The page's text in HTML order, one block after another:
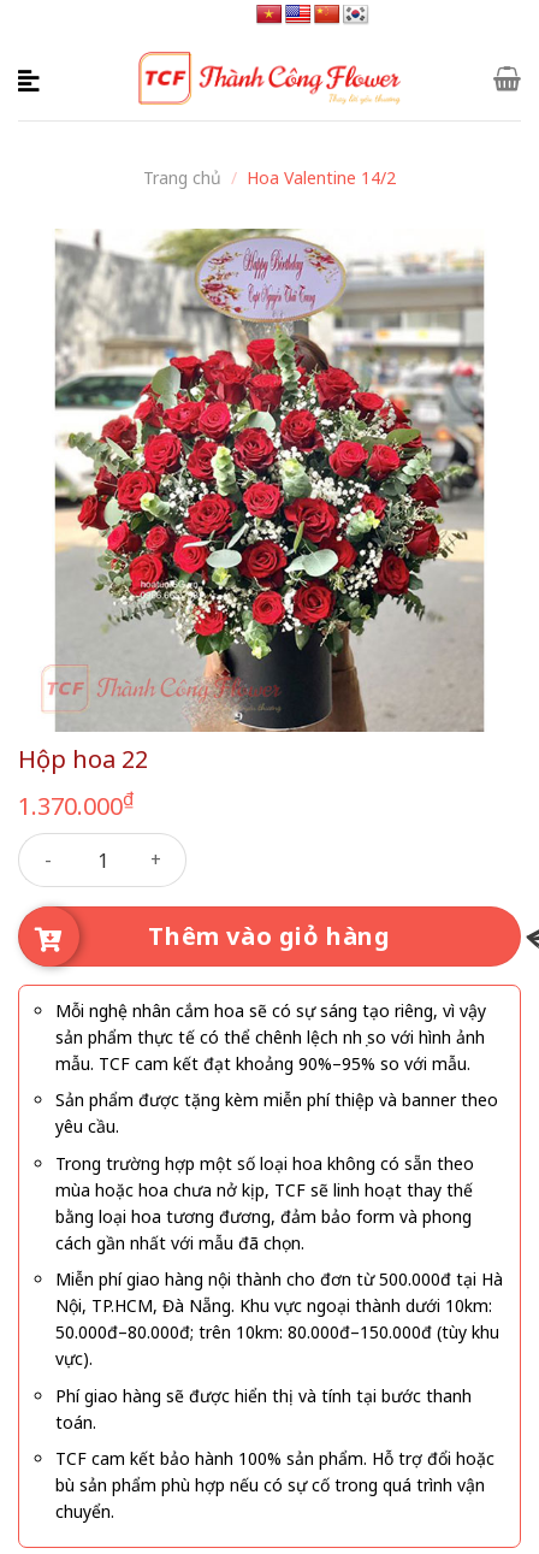
content
Trang chủ / Hoa Valentine 14/2
Hộp hoa 22
1.370.000₫
Hộp hoa 22 số lượng
Thêm vào giỏ hàng
Mỗi nghệ nhân cắm hoa sẽ có sự sáng tạo riêng, vì vậy
sản phẩm thực tế có thể chênh lệch nhẹ so với hình ảnh
mẫu. TCF cam kết đạt khoảng 90%–95% so với mẫu.
Sản phẩm được tặng kèm miễn phí thiệp và banner theo
yêu cầu.
Trong trường hợp một số loại hoa không có sẵn theo
mùa hoặc hoa chưa nở kịp, TCF sẽ linh hoạt thay thế
bằng loại hoa tương đương, đảm bảo form và phong
cách gần nhất với mẫu đã chọn.
Miễn phí giao hàng nội thành cho đơn từ 500.000đ tại Hà
Nội, TP.HCM, Đà Nẵng. Khu vực ngoại thành dưới 10km:
50.000đ–80.000đ; trên 10km: 80.000đ–150.000đ (tùy khu
vực).
Phí giao hàng sẽ được hiển thị và tính tại bước thanh
toán.
TCF cam kết bảo hành 100% sản phẩm. Hỗ trợ đổi hoặc
bù sản phẩm phù hợp nếu có sự cố trong quá trình vận
chuyển.